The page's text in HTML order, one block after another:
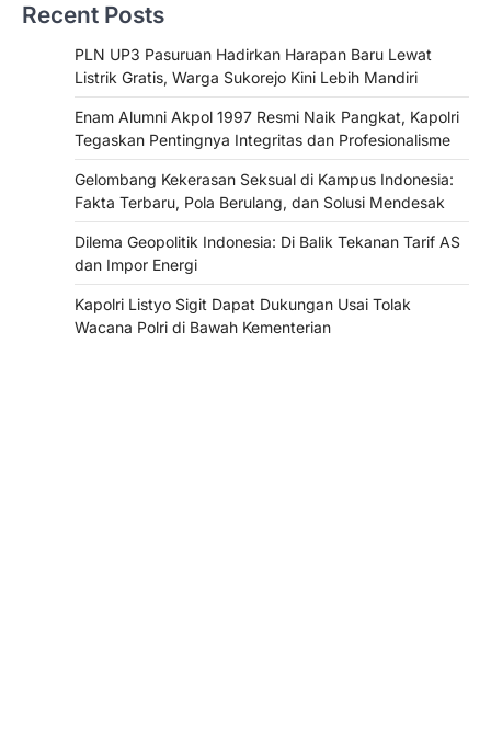
Recent Posts
PLN UP3 Pasuruan Hadirkan Harapan Baru Lewat
Listrik Gratis, Warga Sukorejo Kini Lebih Mandiri
Enam Alumni Akpol 1997 Resmi Naik Pangkat, Kapolri
Tegaskan Pentingnya Integritas dan Profesionalisme
Gelombang Kekerasan Seksual di Kampus Indonesia:
Fakta Terbaru, Pola Berulang, dan Solusi Mendesak
Dilema Geopolitik Indonesia: Di Balik Tekanan Tarif AS
dan Impor Energi
Kapolri Listyo Sigit Dapat Dukungan Usai Tolak
Wacana Polri di Bawah Kementerian